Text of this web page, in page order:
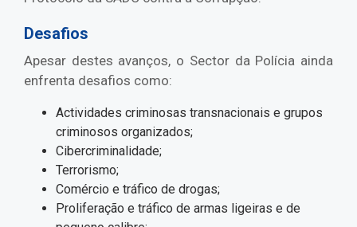
Desafios
Apesar destes avanços, o Sector da Polícia ainda
enfrenta desafios como:
Actividades criminosas transnacionais e grupos
criminosos organizados;
Cibercriminalidade;
Terrorismo;
Comércio e tráfico de drogas;
Proliferação e tráfico de armas ligeiras e de